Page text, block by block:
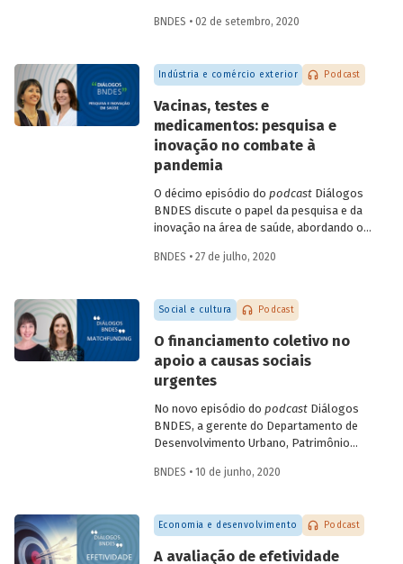
capazes de produzir novas proteínas ou
larga escala. Na área de saúde, a
biotecnologia avançou em atividades
medicamentos e vacinas, de reagentes
para diagnóstico e de materiais médicos
e odontológicos, assim como em novos
campos como a terapia celular e a terapia
de incorporação da biotecnologia pelo
setor farmacêutico no Brasil.
BNDES • 02 de setembro, 2020
Indústria e comércio exterior Podcast
Vacinas, testes e
medicamentos: pesquisa e
inovação no combate à
pandemia
O décimo episódio do podcastDiálogos
BNDES discute o papel da pesquisa e da
inovação na área de saúde, abordando os
Covid-19. Na conversa, a gerente setorial
e de Serviços de Saúde do BNDES, Carla
Reis, e a professora da Coppe-UFRJ e
Engenharia de Cultivos Celulares (LECC),
Leda Castilho, falam das parcerias
brasileiras para testagem e produção de
sobre o teste de diagnóstico
desenvolvido pela UFRJ, que deve
contribuir para identificar com maior
precisão e menor custo os casos da
BNDES • 27 de julho, 2020
Social e cultura Podcast
O financiamento coletivo no
apoio a causas sociais
urgentes
No novo episódio do podcastDiálogos
BNDES, a gerente do Departamento de
Desenvolvimento Urbano, Patrimônio
Zendron e a co-fundadora da Benfeitoria
matchfunding(que agrega a participação
de um doador institucional ao
BNDES • 10 de junho, 2020
Economia e desenvolvimento Podcast
A avaliação de efetividade